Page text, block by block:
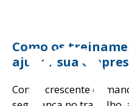
Como os
ajudar sua
Com a crescente